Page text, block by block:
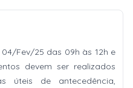
Fev/25 das 09h às 12h e
devem ser realizados
úteis de antecedência,